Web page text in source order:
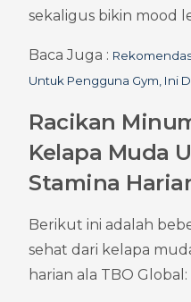
sekaligus bikin mood
Baca Juga :
Untuk Pengguna Gym, Ini
Racikan
Kelapa Muda
Stamina
Berikut ini adalah
sehat dari kelapa
harian ala TBO Global: